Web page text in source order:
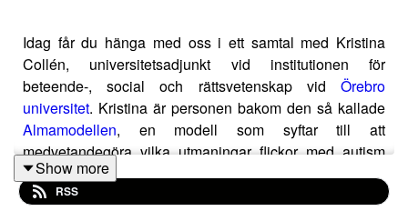
Idag får du hänga med oss i ett samtal med Kristina
Collén, universitetsadjunkt vid institutionen för
beteende-, social och rättsvetenskap vid Örebro
universitet. Kristina är personen bakom den så kallade
Almamodellen, en modell som syftar till att
medvetandegöra vilka utmaningar flickor med autism
och adhd har idag. Genom modellen så hoppas Kristina
att förskolor och skolor i ett tidigt stadie ska förstå mer
Show more
RSS